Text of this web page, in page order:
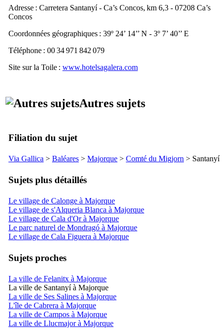
Adresse : Carretera Santanyí - Ca’s Concos, km 6,3 - 07208 Ca’s
Concos
Coordonnées géographiques : 39º 24’ 14’’ N - 3º 7’ 40’’ E
Téléphone : 00 34 971 842 079
Site sur la Toile : www.hotelsagalera.com
Autres sujets
Filiation du sujet
Via Gallica > Baléares > Majorque > Comté du Migjorn > Santanyí
Sujets plus détaillés
Le village de Calonge à Majorque
Le village de s'Alqueria Blanca à Majorque
Le village de Cala d'Or à Majorque
Le parc naturel de Mondragó à Majorque
Le village de Cala Figuera à Majorque
Sujets proches
La ville de Felanitx à Majorque
La ville de Santanyí à Majorque
La ville de Ses Salines à Majorque
L'île de Cabrera à Majorque
La ville de Campos à Majorque
La ville de Llucmajor à Majorque